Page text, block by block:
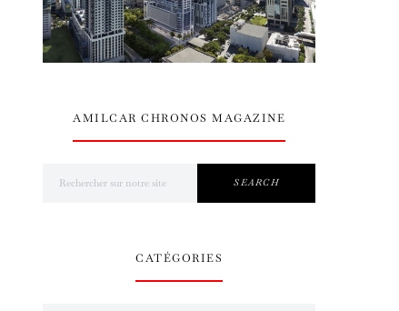
AMILCAR CHRONOS MAGAZINE
SEARCH
CATÉGORIES